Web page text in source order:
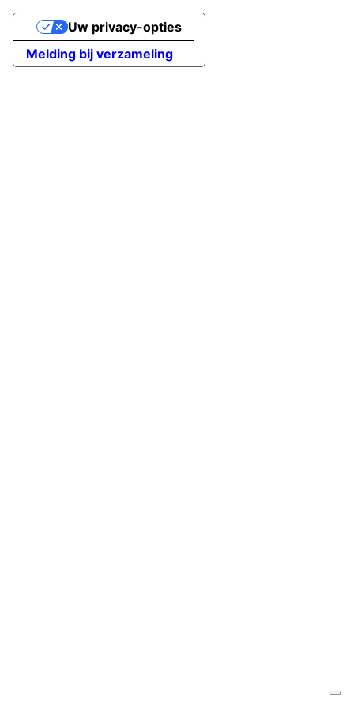
Melding bij verzameling
Uw privacy-opties